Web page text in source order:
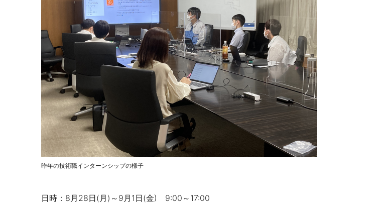
昨年の技術職インターンシップの様子
日時：8月28日(月)～9月1日(金) 9:00～17:00